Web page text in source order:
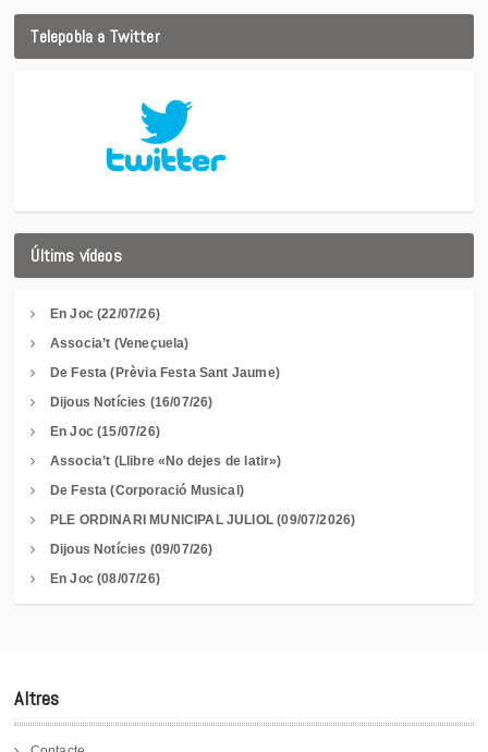
Telepobla a Twitter
Últims vídeos
En Joc (22/07/26)
Associa’t (Veneçuela)
De Festa (Prèvia Festa Sant Jaume)
Dijous Notícies (16/07/26)
En Joc (15/07/26)
Associa’t (Llibre «No dejes de latir»)
De Festa (Corporació Musical)
PLE ORDINARI MUNICIPAL JULIOL (09/07/2026)
Dijous Notícies (09/07/26)
En Joc (08/07/26)
Altres